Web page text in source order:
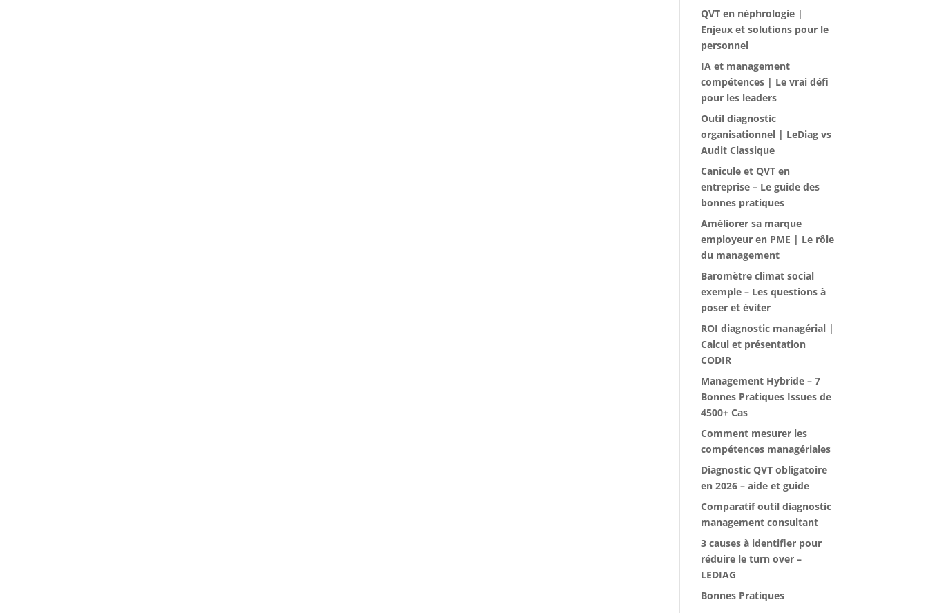
QVT en néphrologie |
Enjeux et solutions pour le
personnel
IA et management
compétences | Le vrai défi
pour les leaders
Outil diagnostic
organisationnel | LeDiag vs
Audit Classique
Canicule et QVT en
entreprise – Le guide des
bonnes pratiques
Améliorer sa marque
employeur en PME | Le rôle
du management
Baromètre climat social
exemple – Les questions à
poser et éviter
ROI diagnostic managérial |
Calcul et présentation
CODIR
Management Hybride – 7
Bonnes Pratiques Issues de
4500+ Cas
Comment mesurer les
compétences managériales
Diagnostic QVT obligatoire
en 2026 – aide et guide
Comparatif outil diagnostic
management consultant
3 causes à identifier pour
réduire le turn over –
LEDIAG
Bonnes Pratiques